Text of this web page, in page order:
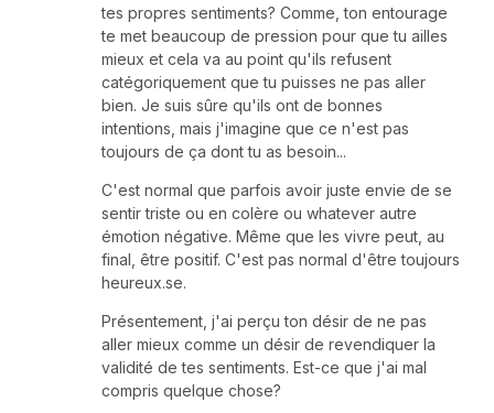
tes propres sentiments? Comme, ton entourage
te met beaucoup de pression pour que tu ailles
mieux et cela va au point qu'ils refusent
catégoriquement que tu puisses ne pas aller
bien. Je suis sûre qu'ils ont de bonnes
intentions, mais j'imagine que ce n'est pas
toujours de ça dont tu as besoin...
C'est normal que parfois avoir juste envie de se
sentir triste ou en colère ou whatever autre
émotion négative. Même que les vivre peut, au
final, être positif. C'est pas normal d'être toujours
heureux.se.
Présentement, j'ai perçu ton désir de ne pas
aller mieux comme un désir de revendiquer la
validité de tes sentiments. Est-ce que j'ai mal
compris quelque chose?